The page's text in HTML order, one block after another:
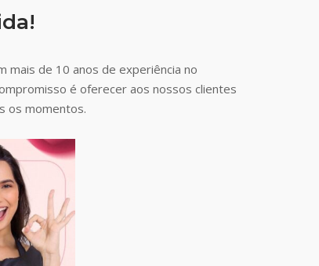
mais de 10 anos de experiência no
é oferecer aos nossos clientes
os momentos.